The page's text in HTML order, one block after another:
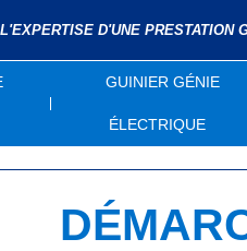
L'EXPERTISE D'UNE PRESTATION
GUINIER GÉNIE
ÉLECTRIQUE